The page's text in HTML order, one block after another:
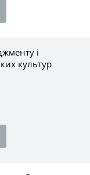
і
культур